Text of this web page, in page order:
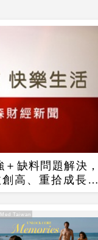
缺料問題解決，
高、重拾成長動
Taiwan